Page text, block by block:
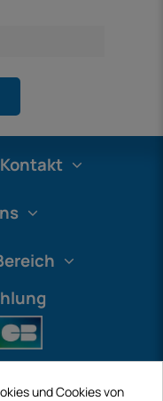
und Cookies von